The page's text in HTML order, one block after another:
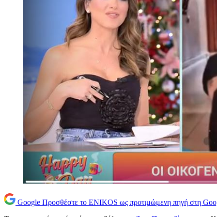
Google Προσθέστε το ENIKOS ως προτιμώμενη πηγή στη